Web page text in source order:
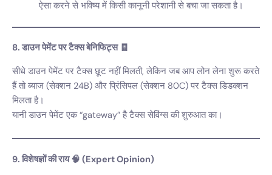
ऐसा करने से भविष्य में किसी कानूनी परेशानी से बचा जा सकता है।
8. डाउन पेमेंट पर टैक्स बेनिफिट्स 🧾
सीधे डाउन पेमेंट पर टैक्स छूट नहीं मिलती, लेकिन जब आप लोन लेना शुरू करते
हैं तो ब्याज (सेक्शन 24B) और प्रिंसिपल (सेक्शन 80C) पर टैक्स डिडक्शन
मिलता है।
यानी डाउन पेमेंट एक “gateway” है टैक्स सेविंग्स की शुरुआत का।
9. विशेषज्ञों की राय 🧠 (Expert Opinion)